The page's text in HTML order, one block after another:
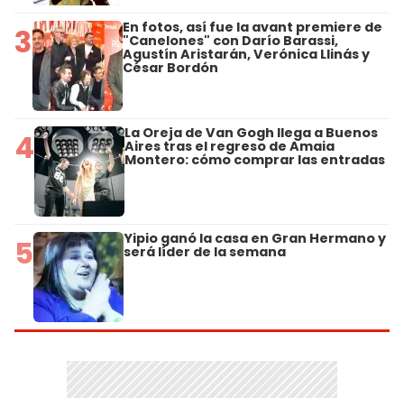
3 En fotos, así fue la avant premiere de
"Canelones" con Darío Barassi,
Agustín Aristarán, Verónica Llinás y
César Bordón
4 La Oreja de Van Gogh llega a Buenos
Aires tras el regreso de Amaia
Montero: cómo comprar las entradas
5 Yipio ganó la casa en Gran Hermano y
será líder de la semana